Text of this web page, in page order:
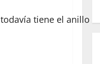
tiene el anillo